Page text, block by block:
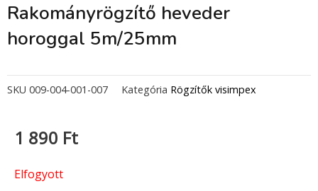
Rakományrögzítő heveder
horoggal 5m/25mm
SKU 009-004-001-007 Kategória Rögzítők visimpex
1 890 Ft
Elfogyott